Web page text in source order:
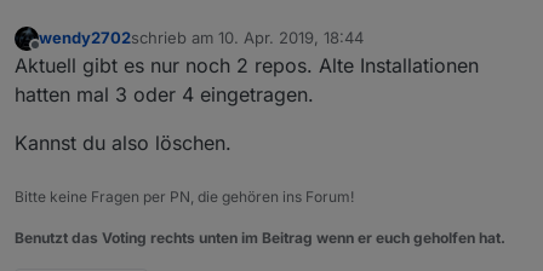
Offline
wendy2702schrieb am 10. Apr. 2019, 18:44
zuletzt editiert von
Aktuell gibt es nur noch 2 repos. Alte Installationen
hatten mal 3 oder 4 eingetragen.
Kannst du also löschen.
Bitte keine Fragen per PN, die gehören ins Forum!
Benutzt das Voting rechts unten im Beitrag wenn er euch geholfen hat.